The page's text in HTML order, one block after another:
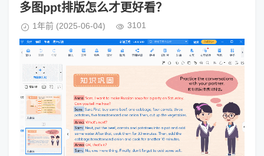
多图ppt排版怎么才更好看？
1年前 (2025-06-04) 3101